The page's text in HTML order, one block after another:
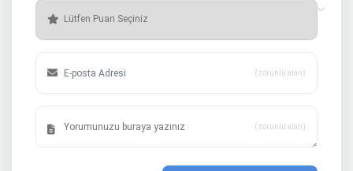
(zorunlu alan)
(zorunlu alan)